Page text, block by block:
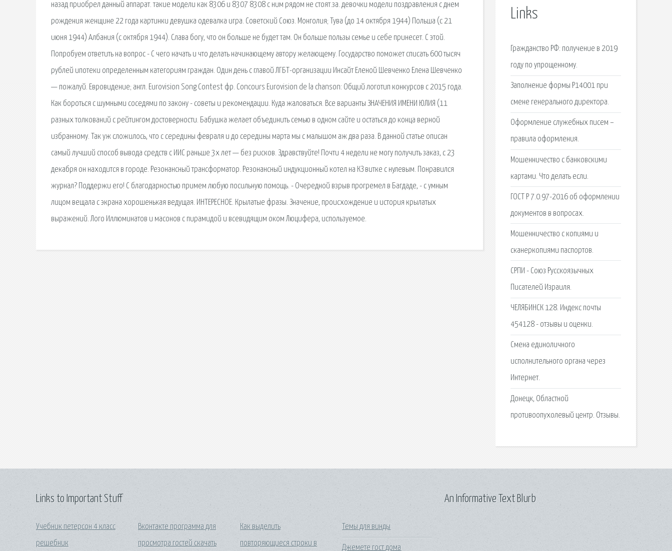
назад приобрел данный аппарат. такие модели как 8306 и 8307 8308 с ним рядом не стоят.за. девочки модели поздравления с днем
рождения женщине 22 года картинки девушка одевалка игра. Советский Союз. Монголия; Тува (до 14 октября 1944) Польша (с 21
июня 1944) Албания (с октября 1944). Слава богу, что он больше не будет там. Он больше пользы семье и себе принесет. С этой.
Попробуем ответить на вопрос - С чего начать и что делать начинающему автору желающему. Государство поможет списать 600 тысяч
рублей ипотеки определенным категориям граждан. Один день с главой ЛГБТ-организации Инсайт Еленой Шевченко Елена Шевченко
— пожалуй. Евровидение; англ. Eurovision Song Contest фр. Concours Eurovision de la chanson: Общий логотип конкурсов с 2015 года.
Как бороться с шумными соседями по закону - советы и рекомендации. Куда жаловаться. Все варианты ЗНАЧЕНИЯ ИМЕНИ ЮЛИЯ (11
разных толкований с рейтингом достоверности. Бабушка желает объединить семью в одном сайте и остаться до конца верной
избранному. Так уж сложилось, что с середины февраля и до середины марта мы с малышом аж два раза. В данной статье описан
самый лучший способ вывода средств с ИИС раньше 3х лет — без рисков. Здравствуйте! Почти 4 недели не могу получить заказ, с 23
декабря он находится в городе. Резонансный трансформатор. Резонансный индукционный котел на КЗ витке с нулевым. Понравился
журнал? Поддержи его! С благодарностью примем любую посильную помощь. - Очередной взрыв прогремел в Багдаде, - с умным
лицом вещала с экрана хорошенькая ведущая. ИНТЕРЕСНОЕ. Крылатые фразы. Значение, происхождение и история крылатых
выражений. Лого Иллюминатов и масонов с пирамидой и всевидящим оком Люцифера, используемое.
Links
Гражданство РФ: получение в 2019
году по упрощенному.
Заполнение формы Р14001 при
смене генерального директора.
Оформление служебных писем –
правила оформления.
Мошенничество с банковскими
картами. Что делать если.
ГОСТ Р 7.0.97-2016 об оформлении
документов в вопросах.
Мошенничество с копиями и
сканеркопиями паспортов.
СРПИ - Союз Русскоязычных
Писателей Израиля.
ЧЕЛЯБИНСК 128. Индекс почты
454128 - отзывы и оценки.
Смена единоличного
исполнительного органа через
Интернет.
Донецк, Областной
противоопухолевый центр. Отзывы.
Links to Important Stuff
Учебник петерсон 4 класс
решебник
Вконтакте программа для
просмотра гостей скачать
Как выделить
повторяющиеся строки в
Темы для винды
Джемете гост дома
An Informative Text Blurb